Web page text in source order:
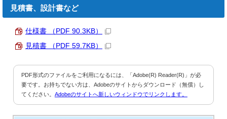
見積書、設計書など
仕様書 （PDF 90.3KB）
見積書 （PDF 59.7KB）
PDF形式のファイルをご利用になるには、「Adobe(R) Reader(R)」が必
要です。お持ちでない方は、Adobeのサイトからダウンロード（無償）し
てください。 Adobeのサイトへ新しいウィンドウでリンクします。